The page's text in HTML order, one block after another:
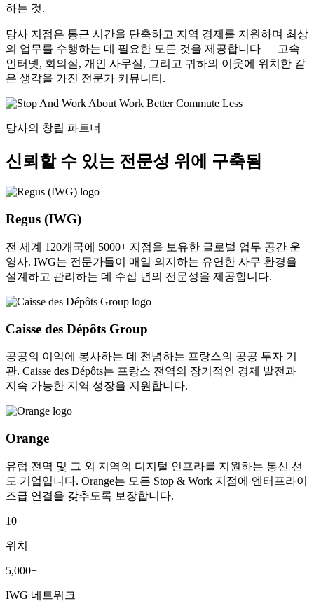
하는 것.
당사 지점은 통근 시간을 단축하고 지역 경제를 지원하며 최상
의 업무를 수행하는 데 필요한 모든 것을 제공합니다 — 고속
인터넷, 회의실, 개인 사무실, 그리고 귀하의 이웃에 위치한 같
은 생각을 가진 전문가 커뮤니티.
당사의 창립 파트너
신뢰할 수 있는 전문성 위에 구축됨
Regus (IWG)
전 세계 120개국에 5000+ 지점을 보유한 글로벌 업무 공간 운
영사. IWG는 전문가들이 매일 의지하는 유연한 사무 환경을
설계하고 관리하는 데 수십 년의 전문성을 제공합니다.
Caisse des Dépôts Group
공공의 이익에 봉사하는 데 전념하는 프랑스의 공공 투자 기
관. Caisse des Dépôts는 프랑스 전역의 장기적인 경제 발전과
지속 가능한 지역 성장을 지원합니다.
Orange
유럽 전역 및 그 외 지역의 디지털 인프라를 지원하는 통신 선
도 기업입니다. Orange는 모든 Stop & Work 지점에 엔터프라이
즈급 연결을 갖추도록 보장합니다.
10
위치
5,000+
IWG 네트워크